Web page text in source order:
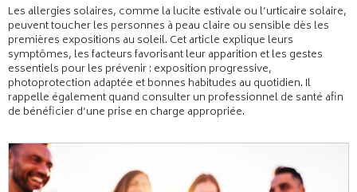
Les allergies solaires, comme la lucite estivale ou l’urticaire solaire,
peuvent toucher les personnes à peau claire ou sensible dès les
premières expositions au soleil. Cet article explique leurs
symptômes, les facteurs favorisant leur apparition et les gestes
essentiels pour les prévenir : exposition progressive,
photoprotection adaptée et bonnes habitudes au quotidien. Il
rappelle également quand consulter un professionnel de santé afin
de bénéficier d’une prise en charge appropriée.